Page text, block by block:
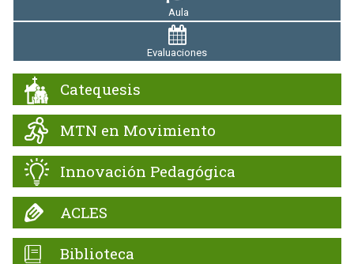
Aula
Evaluaciones
Catequesis
MTN en Movimiento
Innovación Pedagógica
ACLES
Biblioteca